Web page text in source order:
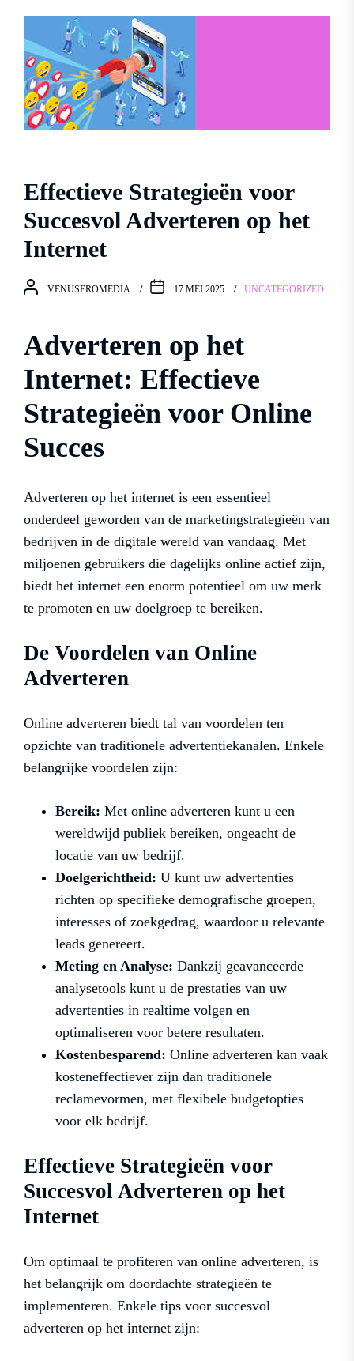
Effectieve Strategieën voor
Succesvol Adverteren op het
Internet
VENUSEROMEDIA 17 MEI 2025 UNCATEGORIZED
Adverteren op het
Internet: Effectieve
Strategieën voor Online
Succes
Adverteren op het internet is een essentieel
onderdeel geworden van de marketingstrategieën van
bedrijven in de digitale wereld van vandaag. Met
miljoenen gebruikers die dagelijks online actief zijn,
biedt het internet een enorm potentieel om uw merk
te promoten en uw doelgroep te bereiken.
De Voordelen van Online
Adverteren
Online adverteren biedt tal van voordelen ten
opzichte van traditionele advertentiekanalen. Enkele
belangrijke voordelen zijn:
Bereik: Met online adverteren kunt u een
wereldwijd publiek bereiken, ongeacht de
locatie van uw bedrijf.
Doelgerichtheid: U kunt uw advertenties
richten op specifieke demografische groepen,
interesses of zoekgedrag, waardoor u relevante
leads genereert.
Meting en Analyse: Dankzij geavanceerde
analysetools kunt u de prestaties van uw
advertenties in realtime volgen en
optimaliseren voor betere resultaten.
Kostenbesparend: Online adverteren kan vaak
kosteneffectiever zijn dan traditionele
reclamevormen, met flexibele budgetopties
voor elk bedrijf.
Effectieve Strategieën voor
Succesvol Adverteren op het
Internet
Om optimaal te profiteren van online adverteren, is
het belangrijk om doordachte strategieën te
implementeren. Enkele tips voor succesvol
adverteren op het internet zijn: